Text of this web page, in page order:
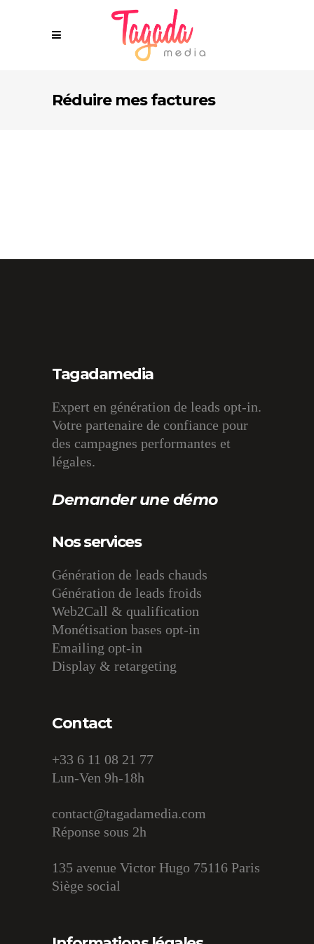
Réduire mes factures
Tagadamedia
Expert en génération de leads opt-in.
Votre partenaire de confiance pour
des campagnes performantes et
légales.
Demander une démo
Nos services
Génération de leads chauds
Génération de leads froids
Web2Call & qualification
Monétisation bases opt-in
Emailing opt-in
Display & retargeting
Contact
+33 6 11 08 21 77
Lun-Ven 9h-18h
contact@tagadamedia.com
Réponse sous 2h
135 avenue Victor Hugo 75116 Paris
Siège social